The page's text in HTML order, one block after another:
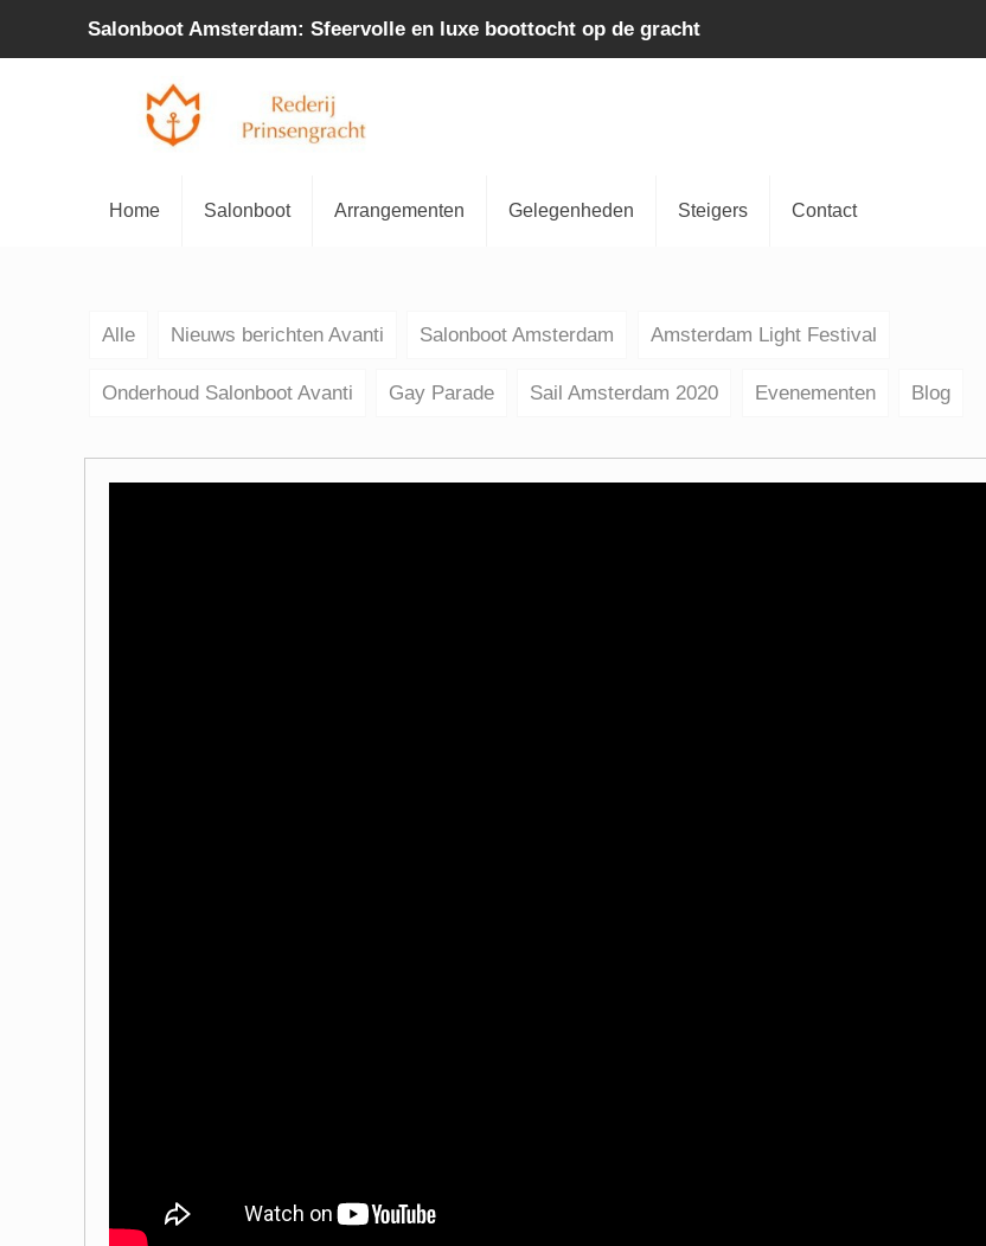
Salonboot Amsterdam: Sfeervolle en luxe boottocht op de gracht
Home Salonboot Arrangementen Gelegenheden Steigers Contact
Alle Nieuws berichten Avanti Salonboot Amsterdam Amsterdam Light Festival
Onderhoud Salonboot Avanti Gay Parade Sail Amsterdam 2020 Evenementen Blog